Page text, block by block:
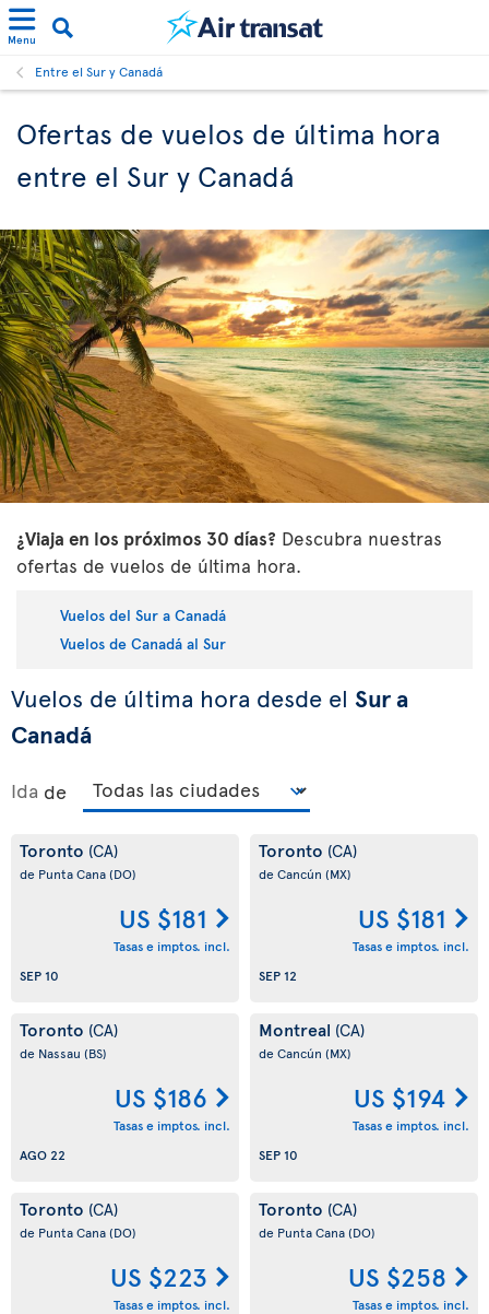
Menu
Entre el Sur y Canadá
Ofertas de vuelos de última hora
entre el Sur y Canadá
¿Viaja en los próximos 30 días? Descubra nuestras
ofertas de vuelos de última hora.
Vuelos del Sur a Canadá
Vuelos de Canadá al Sur
Vuelos de última hora desde el Sur a
Canadá
Ida de
Toronto (CA)
de Punta Cana(DO)
US $181
Tasas e imptos. incl.
SEP 10
Toronto (CA)
de Cancún (MX)
US $181
Tasas e imptos. incl.
SEP 12
Toronto (CA)
de Nassau (BS)
US $186
Tasas e imptos. incl.
AGO 22
Montreal (CA)
de Cancún (MX)
US $194
Tasas e imptos. incl.
SEP 10
Toronto (CA)
de Punta Cana(DO)
US $223
Tasas e imptos. incl.
Toronto (CA)
de Punta Cana(DO)
US $258
Tasas e imptos. incl.